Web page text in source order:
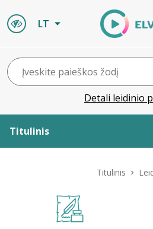
LT
Detali leidinio
Titulinis
Titulinis